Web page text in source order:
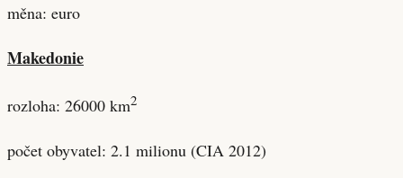
měna: euro
Makedonie
rozloha: 26000 km2
počet obyvatel: 2.1 milionu (CIA 2012)